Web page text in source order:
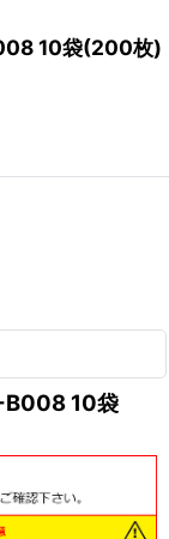
10袋(200枚)
B008 10袋